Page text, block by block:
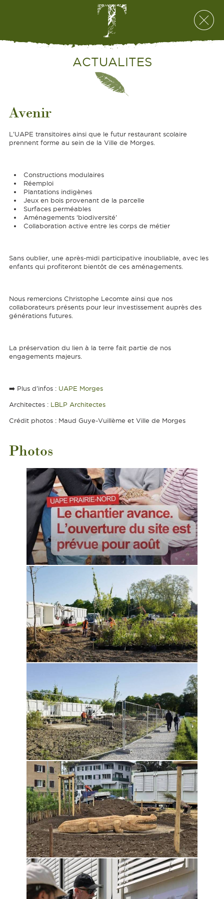
ACTUALITES
Avenir
L’UAPE transitoires ainsi que le futur restaurant scolaire
prennent forme au sein de la Ville de Morges.
Constructions modulaires
Réemploi
Plantations indigènes
Jeux en bois provenant de la parcelle
Surfaces perméables
Aménagements ‘biodiversité’
Collaboration active entre les corps de métier
Sans oublier, une après-midi participative inoubliable, avec les
enfants qui profiteront bientôt de ces aménagements.
Nous remercions Christophe Lecomte ainsi que nos
collaborateurs présents pour leur investissement auprès des
générations futures.
La préservation du lien à la terre fait partie de nos
engagements majeurs.
➡️ Plus d’infos : UAPE Morges
Architectes : LBLP Architectes
Crédit photos : Maud Guye-Vuillème et Ville de Morges
Photos